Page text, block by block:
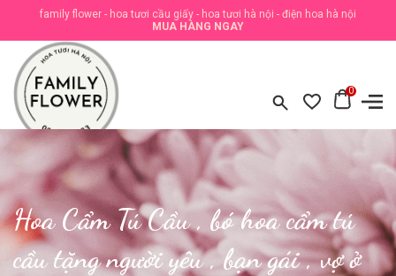
family flower - hoa tươi cầu giấy - hoa tươi hà nội - điện hoa hà nội
MUA HÀNG NGAY
0
Hoa Cẩm Tú Cầu , bó hoa cẩm tú
cầu tặng người yêu , bạn gái , vợ ở